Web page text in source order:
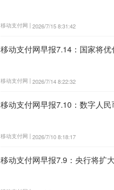
移动支付网 | 2026/7/15 8:31:42
移动支付网早报7.14：国家将
移动支付网 | 2026/7/14 8:22:32
移动支付网早报7.10：数字人
移动支付网 | 2026/7/10 8:18:17
移动支付网早报7.9：央行将扩